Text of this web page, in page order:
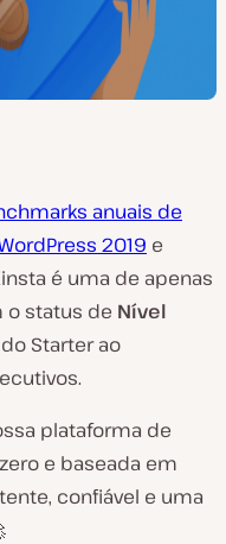
anuais de
2019 e
é uma de apenas
o status de Nível
do Starter ao
plataforma de
e baseada em
confiável e uma